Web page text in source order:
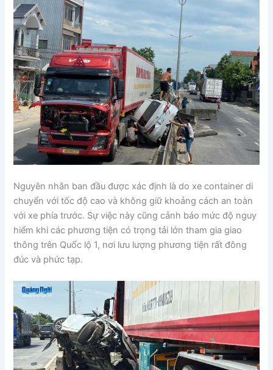
Nguyên nhân ban đầu được xác định là do xe container di
chuyển với tốc độ cao và không giữ khoảng cách an toàn
với xe phía trước. Sự việc này cũng cảnh báo mức độ nguy
hiểm khi các phương tiện có trọng tải lớn tham gia giao
thông trên Quốc lộ 1, nơi lưu lượng phương tiện rất đông
đúc và phức tạp.